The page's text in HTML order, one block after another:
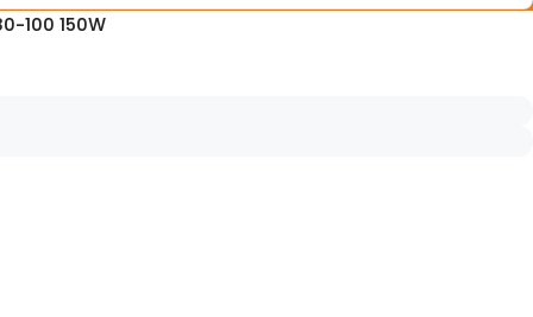
100 150W